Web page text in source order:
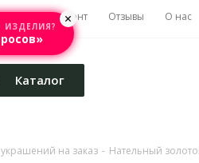
Ремонт Отзывы О нас
Каталог
на заказ - Нательный